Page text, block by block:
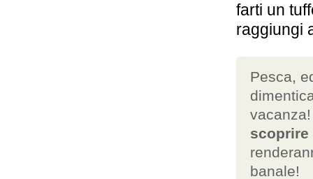
farti un
raggiungi
Pesca,
scoprire
banale!